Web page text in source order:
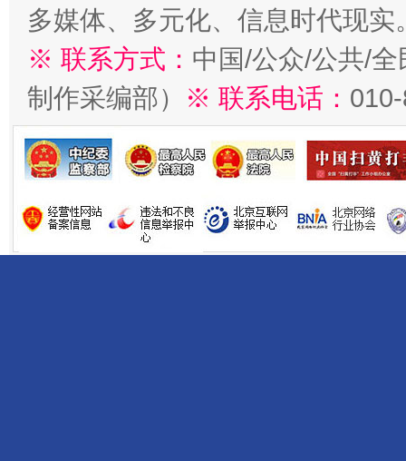
多媒体、多元化、信息时代现实
※ 联系方式： 中国/公众/公共/
制作采编部）
※ 联系电话：